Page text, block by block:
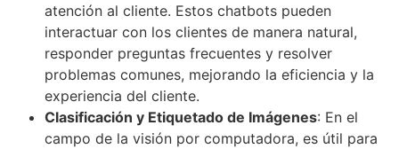
atención al cliente. Estos chatbots pueden
interactuar con los clientes de manera natural,
responder preguntas frecuentes y resolver
problemas comunes, mejorando la eficiencia y la
experiencia del cliente.
Clasificación y Etiquetado de Imágenes: En el
campo de la visión por computadora, es útil para